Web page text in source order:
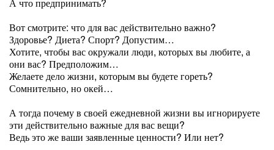
Вот смотрите: что для вас действительно важно?
Здоровье? Диета? Спорт? Допустим…
Хотите, чтобы вас окружали люди, которых вы любите, а
они вас? Предположим…
Желаете дело жизни, которым вы будете гореть?
Сомнительно, но окей…
А тогда почему в своей ежедневной жизни вы игнорируете
эти действительно важные для вас вещи?
Ведь это же ваши заявленные ценности? Или нет?